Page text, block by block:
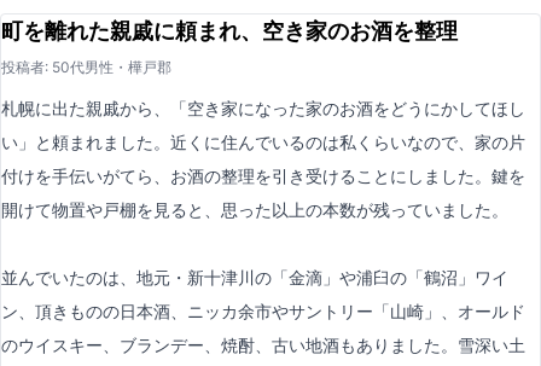
町を離れた親戚に頼まれ、空き家のお酒を整理
投稿者: 50代男性・樺戸郡
札幌に出た親戚から、「空き家になった家のお酒をどうにかしてほし
い」と頼まれました。近くに住んでいるのは私くらいなので、家の片
付けを手伝いがてら、お酒の整理を引き受けることにしました。鍵を
開けて物置や戸棚を見ると、思った以上の本数が残っていました。
並んでいたのは、地元・新十津川の「金滴」や浦臼の「鶴沼」ワイ
ン、頂きものの日本酒、ニッカ余市やサントリー「山崎」、オールド
のウイスキー、ブランデー、焼酎、古い地酒もありました。雪深い土